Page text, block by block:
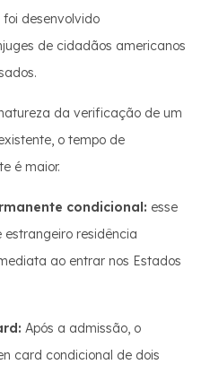
desenvolvido
de cidadãos americanos
da verificação de um
o tempo de
é maior.
condicional: esse
residência
ao entrar nos Estados
Após a admissão, o
card condicional de dois